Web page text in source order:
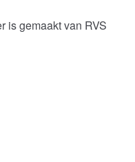
is gemaakt van RVS